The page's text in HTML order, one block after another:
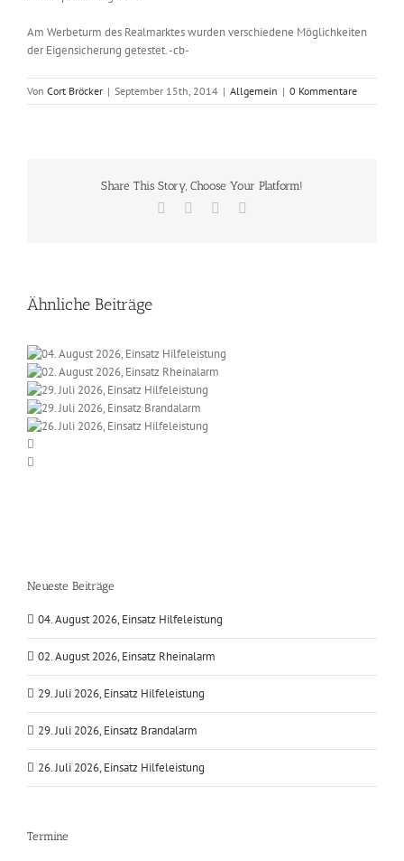
Am Werbeturm des Realmarktes wurden verschiedene Möglichkeiten
der Eigensicherung getestet. -cb-
Von Cort Bröcker | September 15th, 2014 | Allgemein | 0 Kommentare
Share This Story, Choose Your Platform!
Facebook
Ähnliche Beiträge
Neueste Beiträge
04. August 2026, Einsatz Hilfeleistung
02. August 2026, Einsatz Rheinalarm
29. Juli 2026, Einsatz Hilfeleistung
29. Juli 2026, Einsatz Brandalarm
26. Juli 2026, Einsatz Hilfeleistung
Termine